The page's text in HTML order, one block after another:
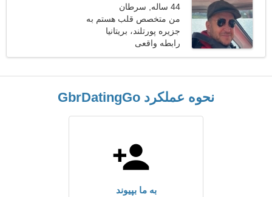
44 ساله, سرطان
من متخصص قلب هستم به
یک خانم صمیمی نیازمندم
جزیره پورتلند، بریتانیا
رابطه واقعی
نحوه عملکرد GbrDatingGo
به ما بپیوند